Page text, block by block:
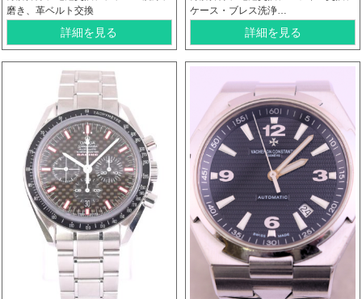
磨き、革ベルト交換
詳細を見る
ケース・ブレス洗浄…
詳細を見る